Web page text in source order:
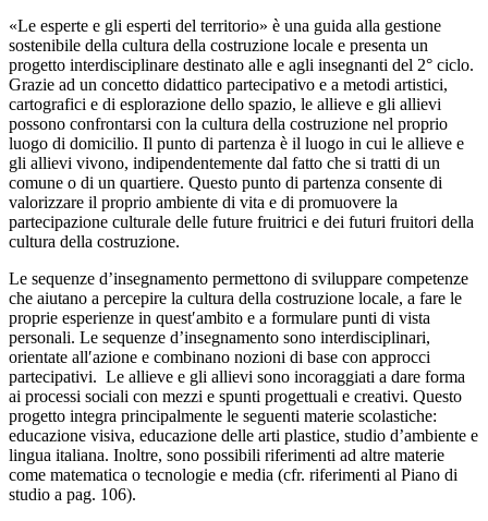
«Le esperte e gli esperti del territorio» è una guida alla gestione
sostenibile della cultura della costruzione locale e presenta un
progetto interdisciplinare destinato alle e agli insegnanti del 2° ciclo.
Grazie ad un concetto didattico partecipativo e a metodi artistici,
cartografici e di esplorazione dello spazio, le allieve e gli allievi
possono confrontarsi con la cultura della costruzione nel proprio
luogo di domicilio. Il punto di partenza è il luogo in cui le allieve e
gli allievi vivono, indipendentemente dal fatto che si tratti di un
comune o di un quartiere. Questo punto di partenza consente di
valorizzare il proprio ambiente di vita e di promuovere la
partecipazione culturale delle future fruitrici e dei futuri fruitori della
cultura della costruzione.
Le sequenze d’insegnamento permettono di sviluppare competenze
che aiutano a percepire la cultura della costruzione locale, a fare le
proprie esperienze in quest′ambito e a formulare punti di vista
personali. Le sequenze d’insegnamento sono interdisciplinari,
orientate all′azione e combinano nozioni di base con approcci
partecipativi. Le allieve e gli allievi sono incoraggiati a dare forma
ai processi sociali con mezzi e spunti progettuali e creativi. Questo
progetto integra principalmente le seguenti materie scolastiche:
educazione visiva, educazione delle arti plastice, studio d’ambiente e
lingua italiana. Inoltre, sono possibili riferimenti ad altre materie
come matematica o tecnologie e media (cfr. riferimenti al Piano di
studio a pag. 106).